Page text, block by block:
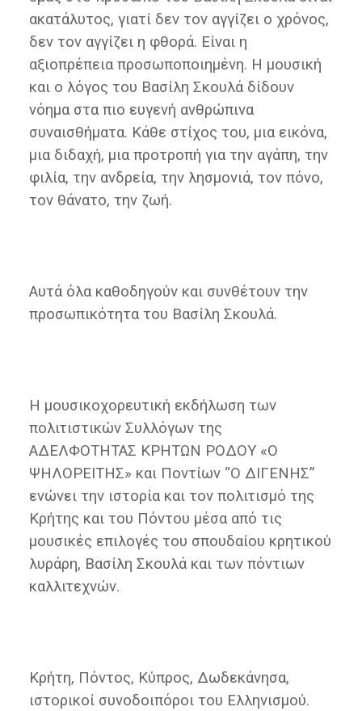
ακατάλυτος, γιατί δεν τον αγγίζει ο χρόνος,
δεν τον αγγίζει η φθορά. Είναι η
αξιοπρέπεια προσωποποιημένη. Η μουσική
και ο λόγος του Βασίλη Σκουλά δίδουν
νόημα στα πιο ευγενή ανθρώπινα
συναισθήματα. Κάθε στίχος του, μια εικόνα,
μια διδαχή, μια προτροπή για την αγάπη, την
φιλία, την ανδρεία, την λησμονιά, τον πόνο,
τον θάνατο, την ζωή.
Αυτά όλα καθοδηγούν και συνθέτουν την
προσωπικότητα του Βασίλη Σκουλά.
Η μουσικοχορευτική εκδήλωση των
πολιτιστικών Συλλόγων της
ΑΔΕΛΦΟΤΗΤΑΣ ΚΡΗΤΩΝ ΡΟΔΟΥ «Ο
ΨΗΛΟΡΕΙΤΗΣ» και Ποντίων “Ο ΔΙΓΕΝΗΣ”
ενώνει την ιστορία και τον πολιτισμό της
Κρήτης και του Πόντου μέσα από τις
μουσικές επιλογές του σπουδαίου κρητικού
λυράρη, Βασίλη Σκουλά και των πόντιων
καλλιτεχνών.
Κρήτη, Πόντος, Κύπρος, Δωδεκάνησα,
ιστορικοί συνοδοιπόροι του Ελληνισμού.